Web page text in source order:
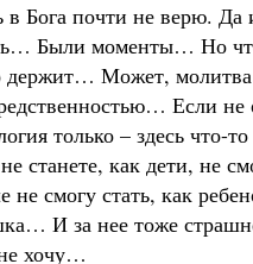
в Бога почти не верю. Да
Были моменты… Но
держит… Может,
Если не
только – здесь
станете, как дети, не
не смогу стать, как
И за нее тоже
хочу…